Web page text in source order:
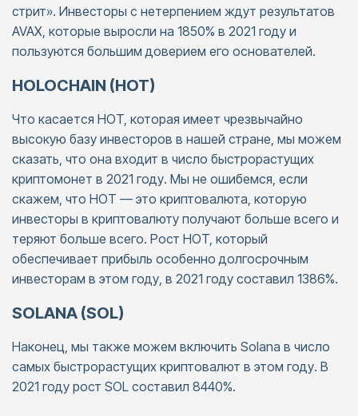
стрит». Инвесторы с нетерпением ждут результатов
AVAX, которые выросли на 1850% в 2021 году и
пользуются большим доверием его основателей.
HOLOCHAIN (HOT)
Что касается HOT, которая имеет чрезвычайно
высокую базу инвесторов в нашей стране, мы можем
сказать, что она входит в число быстрорастущих
криптомонет в 2021 году. Мы не ошибемся, если
скажем, что HOT — это криптовалюта, которую
инвесторы в криптовалюту получают больше всего и
теряют больше всего. Рост HOT, который
обеспечивает прибыль особенно долгосрочным
инвесторам в этом году, в 2021 году составил 1386%.
SOLANA (SOL)
Наконец, мы также можем включить Solana в число
самых быстрорастущих криптовалют в этом году. В
2021 году рост SOL составил 8440%.